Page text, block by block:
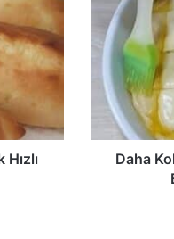
Kolayı
Yok
Sadece
Beze
Kat
Daha